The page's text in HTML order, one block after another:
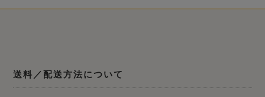
送料／配送方法について